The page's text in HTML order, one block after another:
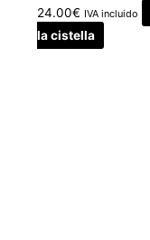
24.00€ IVA incluido
la cistella